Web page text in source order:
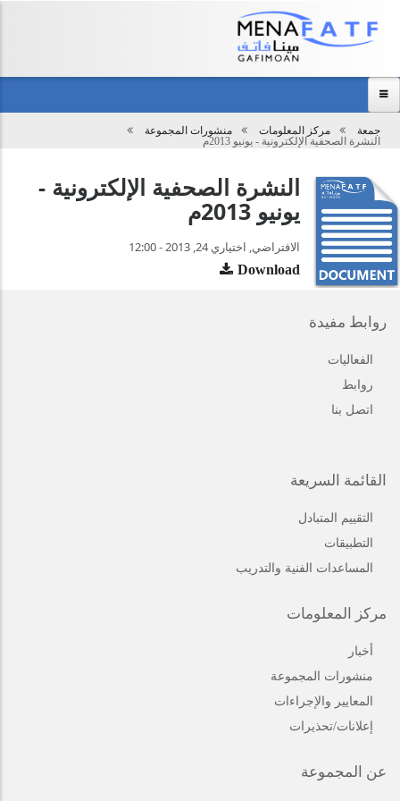
عن المجموعة
تحميل
جمعة مركز المعلومات
منشورات المجموعة
النشرة الصحفية الإلكترونية - يونيو 2013م
النشرة الصحفية الإلكترونية -
يونيو 2013م
الافتراضي, اختياري 24, 2013 - 12:00
Download
روابط مفيدة
الفعاليات
روابط
اتصل بنا
القائمة السريعة
التقييم المتبادل
التطبيقات
المساعدات الفنية والتدريب
مركز المعلومات
أخبار
منشورات المجموعة
المعايير والإجراءات
إعلانات/تحذيرات
عن المجموعة